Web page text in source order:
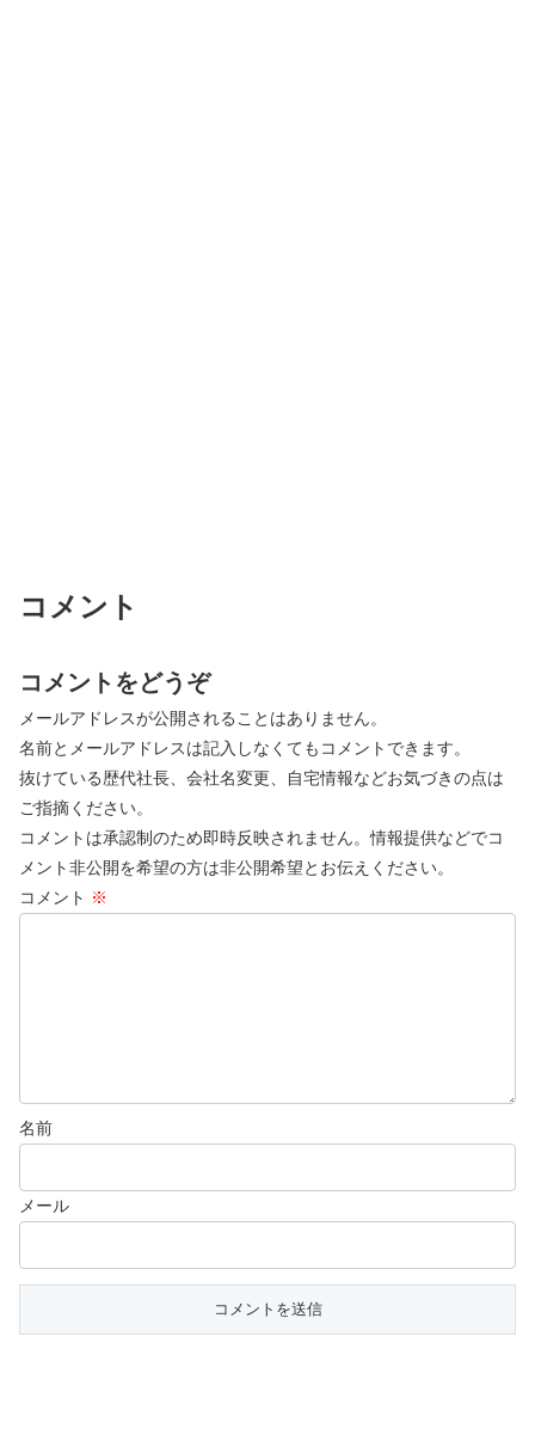
コメント
コメントをどうぞ
メールアドレスが公開されることはありません。
名前とメールアドレスは記入しなくてもコメントできます。
抜けている歴代社長、会社名変更、自宅情報などお気づきの点は
ご指摘ください。
コメントは承認制のため即時反映されません。情報提供などでコ
メント非公開を希望の方は非公開希望とお伝えください。
コメント ※
名前
メール